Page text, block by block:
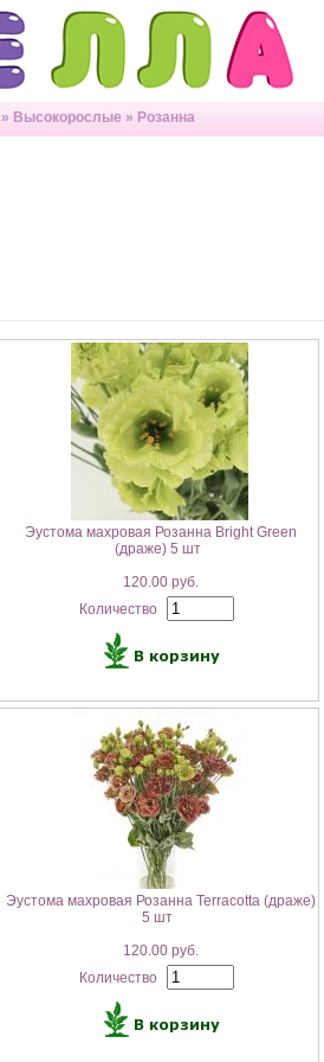
» Высокорослые » Розанна
Эустома махровая Розанна Bright Green
(драже) 5 шт
120.00 руб.
Количество
Эустома махровая Розанна Terracotta (драже)
5 шт
120.00 руб.
Количество